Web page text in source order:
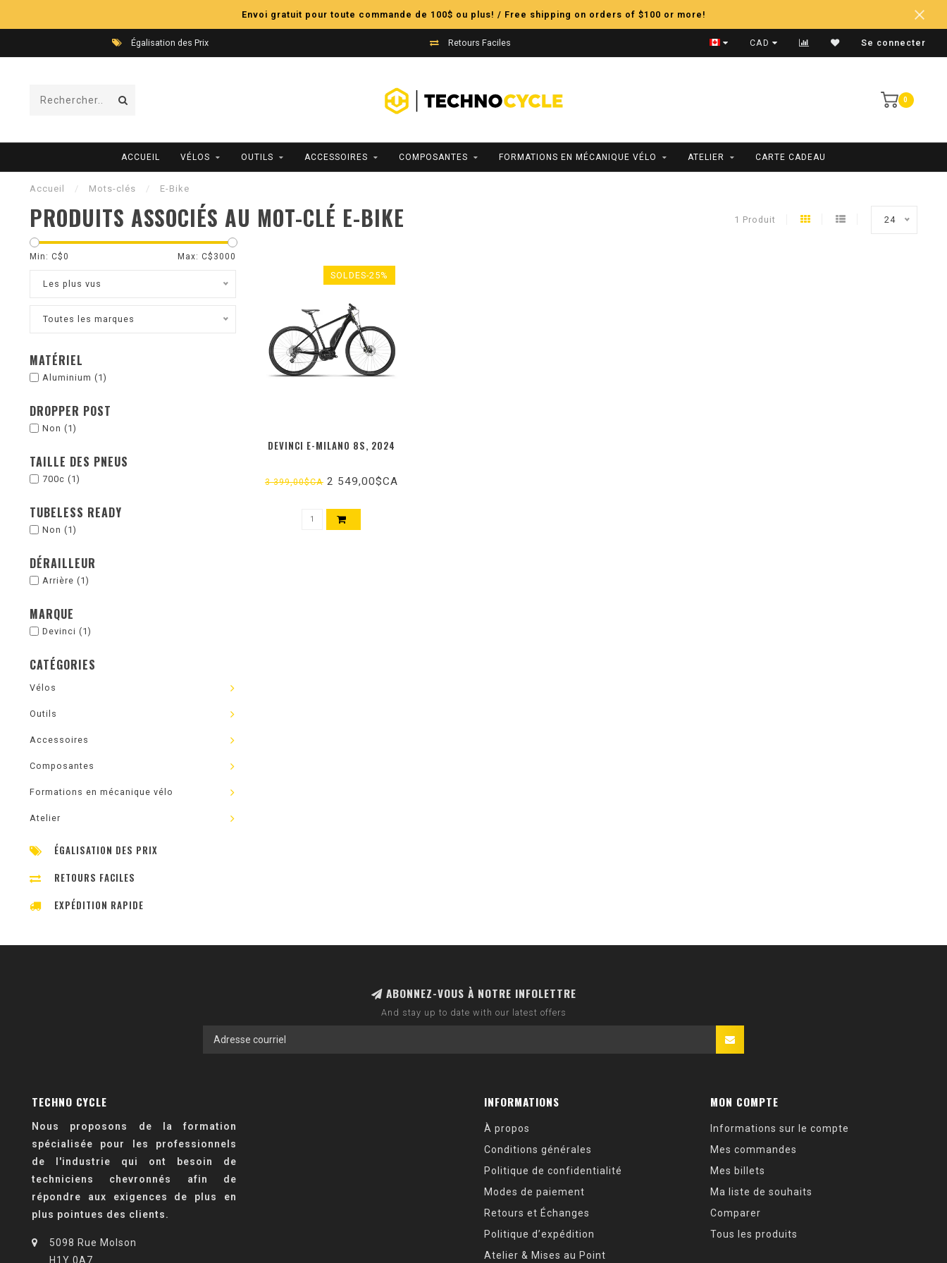
Envoi gratuit pour toute commande de 100$ ou plus! / Free shipping on orders of $100 or more!
Égalisation des Prix Retours Faciles Expédition Rapide
CAD Se connecter
0
ACCUEIL VÉLOS OUTILS ACCESSOIRES COMPOSANTES FORMATIONS EN MÉCANIQUE VÉLO ATELIER CARTE CADEAU
Accueil / Mots-clés / E-Bike
PRODUITS ASSOCIÉS AU MOT-CLÉ E-BIKE 1 Produit 24
Min: C$0 Max: C$ 3000
Les plus vus
Toutes les marques
MATÉRIEL
Aluminium (1)
DROPPER POST
Non (1)
TAILLE DES PNEUS
700c (1)
TUBELESS READY
Non (1)
DÉRAILLEUR
Arrière (1)
MARQUE
Devinci (1)
CATÉGORIES
Vélos
Outils
Accessoires
Composantes
Formations en mécanique vélo
Atelier
ÉGALISATION DES PRIX
RETOURS FACILES
EXPÉDITION RAPIDE
SOLDES-25%
DEVINCI E-MILANO 8S, 2024
3 399,00$CA2 549,00$CA
ABONNEZ-VOUS À NOTRE INFOLETTRE
And stay up to date with our latest offers
TECHNO CYCLE
Nous proposons de la formation
spécialisée pour les professionnels
de l'industrie qui ont besoin de
techniciens chevronnés afin de
répondre aux exigences de plus en
plus pointues des clients.
5098 Rue Molson
H1Y 0A7
INFORMATIONS
À propos
Conditions générales
Politique de confidentialité
Modes de paiement
Retours et Échanges
Politique d’expédition
Atelier & Mises au Point
MON COMPTE
Informations sur le compte
Mes commandes
Mes billets
Ma liste de souhaits
Comparer
Tous les produits